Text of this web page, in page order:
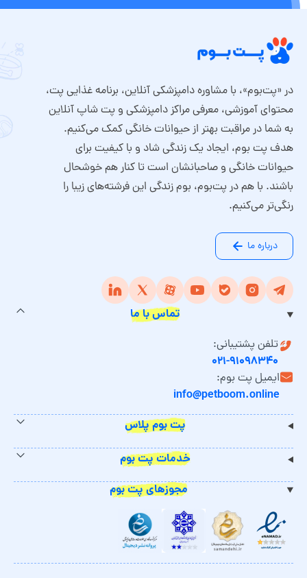
در «پت‌بوم»، با مشاوره دامپزشکی آنلاین، برنامه غذایی پت،
محتوای آموزشی، معرفی مراکز دامپزشکی و پت شاپ آنلاین
به شما در مراقبت بهتر از حیوانات خانگی کمک می‌کنیم.
هدف پت بوم، ایجاد یک زندگی شاد و با کیفیت برای
حیوانات خانگی و صاحبانشان است تا کنار هم خوشحال
باشند. با هم در پت‌بوم، بوم زندگی این فرشته‌های زیبا را
رنگی‌تر می‌کنیم.
درباره ما
تماس با ما
تلفن پشتیبانی:
۰۲۱-۹۱۰۹۸۳۴۰
ایمیل پت بوم:
info@petboom.online
پت بوم پلاس
خدمات پت بوم
مجوزهای پت بوم